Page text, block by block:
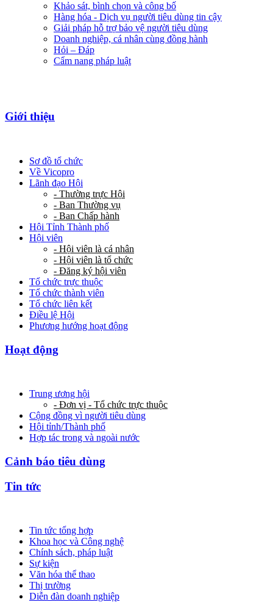
Khảo sát, bình chọn và công bố
Hàng hóa - Dịch vụ người tiêu dùng tin cậy
Giải pháp hỗ trợ bảo vệ người tiêu dùng
Doanh nghiệp, cá nhân cùng đồng hành
Hỏi – Đáp
Cẩm nang pháp luật
Giới thiệu
Sơ đồ tổ chức
Về Vicopro
Lãnh đạo Hội
- Thường trực Hội
- Ban Thường vụ
- Ban Chấp hành
Hội Tỉnh Thành phố
Hội viên
- Hội viên là cá nhân
- Hội viên là tổ chức
- Đăng ký hội viên
Tổ chức trực thuộc
Tổ chức thành viên
Tổ chức liên kết
Điều lệ Hội
Phương hướng hoạt động
Hoạt động
Trung ương hội
- Đơn vị - Tổ chức trực thuộc
Cộng đồng vì người tiêu dùng
Hội tỉnh/Thành phố
Hợp tác trong và ngoài nước
Cảnh báo tiêu dùng
Tin tức
Tin tức tổng hợp
Khoa học và Công nghệ
Chính sách, pháp luật
Sự kiện
Văn hóa thể thao
Thị trường
Diễn đàn doanh nghiệp